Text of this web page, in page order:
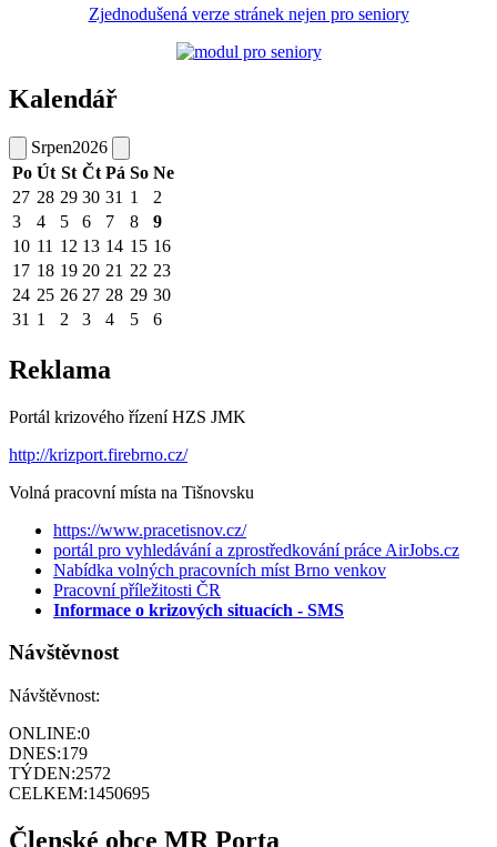
Zjednodušená verze stránek nejen pro seniory
Kalendář
Srpen2026
Po Út St Čt Pá So Ne
27 28 29 30 31 1
2
3
4 5 6 7 8
9
10 11 12 13 14 15 16
17 18 19 20 21 22 23
24 25 26 27 28 29 30
31 1 2 3 4 5 6
Reklama
Portál krizového řízení HZS JMK
http://krizport.firebrno.cz/
Volná pracovní místa na Tišnovsku
https://www.pracetisnov.cz/
portál pro vyhledávání a zprostředkování práce AirJobs.cz
Nabídka volných pracovních míst Brno venkov
Pracovní příležitosti ČR
Informace o krizových situacích - SMS
Návštěvnost
Návštěvnost:
ONLINE:0
DNES:179
TÝDEN:2572
CELKEM:1450695
Členské obce MR Porta